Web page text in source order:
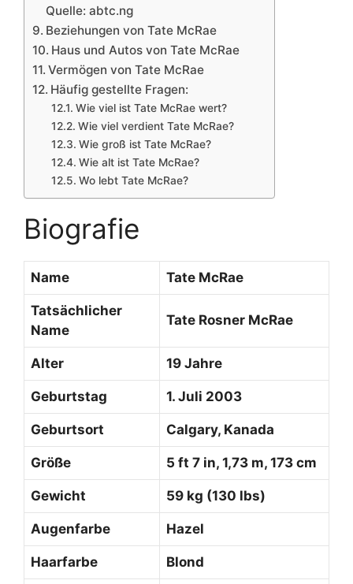
Quelle: abtc.ng
Beziehungen von Tate McRae
Haus und Autos von Tate McRae
Vermögen von Tate McRae
Häufig gestellte Fragen:
Wie viel ist Tate McRae wert?
Wie viel verdient Tate McRae?
Wie groß ist Tate McRae?
Wie alt ist Tate McRae?
Wo lebt Tate McRae?
Biografie
Name Tate McRae
Tatsächlicher
Name
Tate Rosner McRae
Alter 19 Jahre
Geburtstag 1. Juli 2003
Geburtsort Calgary, Kanada
Größe 5 ft 7 in, 1,73 m, 173 cm
Gewicht 59 kg (130 lbs)
Augenfarbe Hazel
Haarfarbe Blond